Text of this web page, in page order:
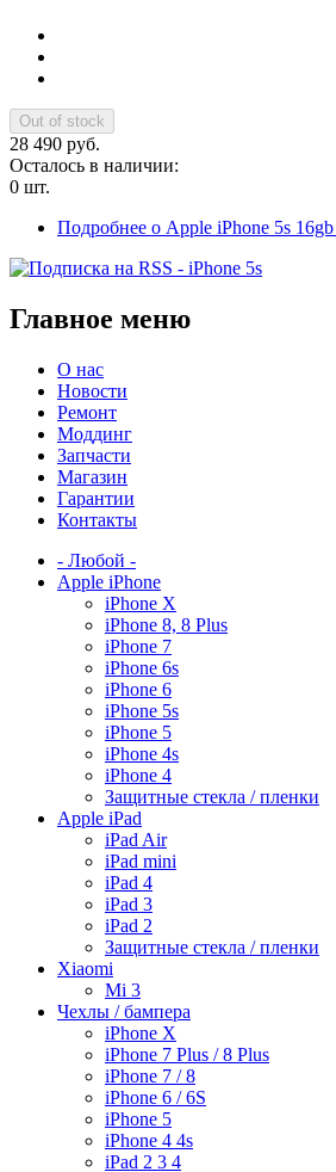
28 490 руб.
Осталось в наличии:
0 шт.
Подробнее о Apple iPhone 5s
Главное меню
О нас
Новости
Ремонт
Моддинг
Запчасти
Магазин
Гарантии
Контакты
- Любой -
Apple iPhone
iPhone X
iPhone 8, 8 Plus
iPhone 7
iPhone 6s
iPhone 6
iPhone 5s
iPhone 5
iPhone 4s
iPhone 4
Защитные стекла / пленки
Apple iPad
iPad Air
iPad mini
iPad 4
iPad 3
iPad 2
Защитные стекла / пленки
Xiaomi
Mi 3
Чехлы / бампера
iPhone X
iPhone 7 Plus / 8 Plus
iPhone 7 / 8
iPhone 6 / 6S
iPhone 5
iPhone 4 4s
iPad 2 3 4